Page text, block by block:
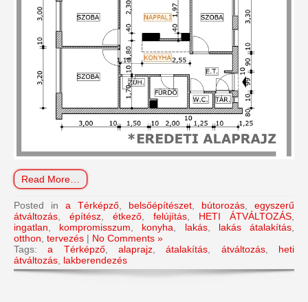
Read More…
Posted in a Térképző belsőépítészet bútorozás
egyszerű
átváltozás
építész étkező felújítás HETI ÁTVÁLTOZÁS
ingatlan
kompromisszum konyha lakás, lakás átalakítás
otthon tervezés | No Comments »
Tags:a Térképző,alaprajz ,átalakítás átváltozás, heti
átváltozás lakberendezés